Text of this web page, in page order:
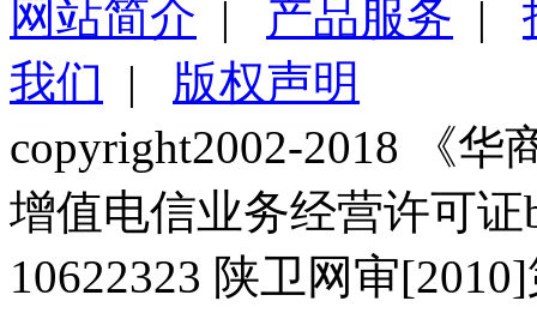
网站简介 | 产品服务 |
我们 | 版权声明
copyright2002-2018 《华
增值电信业务经营许可证
10622323 陕卫网审